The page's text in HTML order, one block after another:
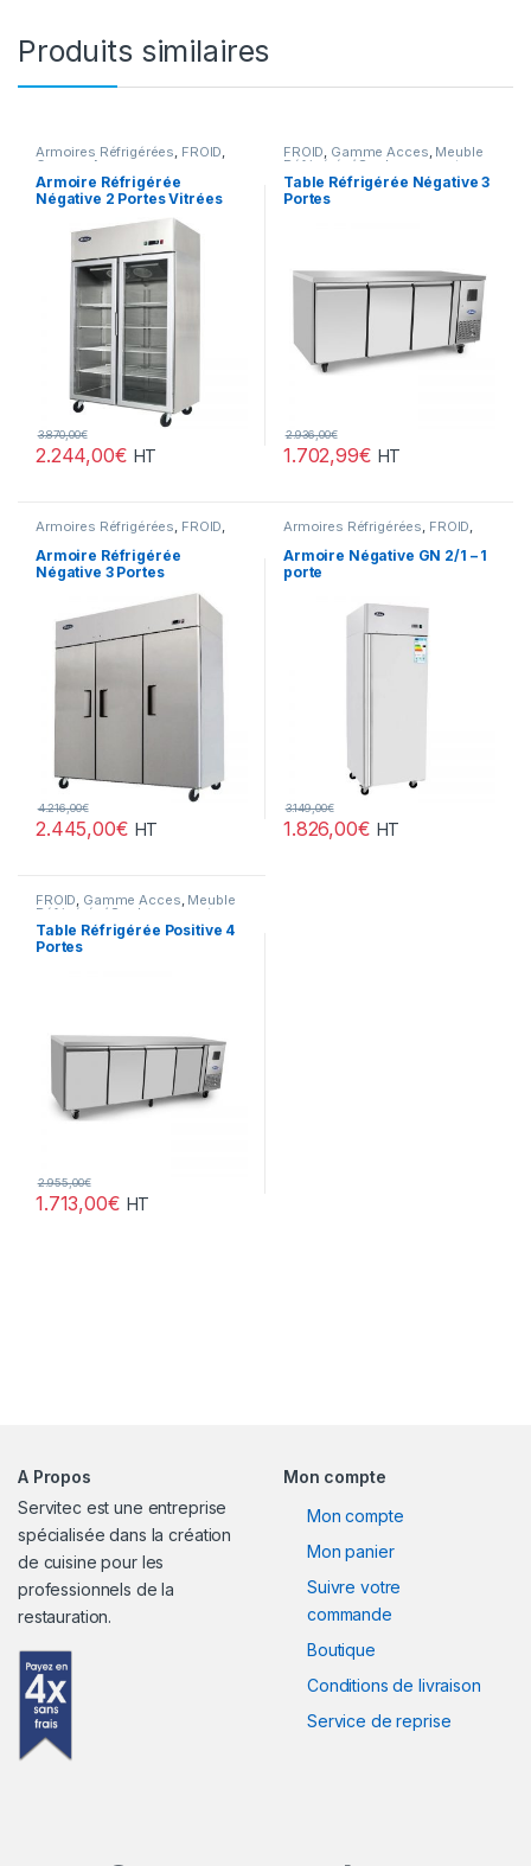
Produits similaires
Armoires Réfrigérées, FROID,
Gamme Acces
Armoire Réfrigérée
Négative 2 Portes Vitrées
2.244,00€
3.870,00€
HT
FROID, Gamme Acces, Meuble
Réfrigérée/ Soubassement
Table Réfrigérée Négative 3
Portes
1.702,99€
2.936,00€
HT
Armoires Réfrigérées FROID
Gamme Acces
Armoire Réfrigérée
Négative 3 Portes
2.445,00€
4.216,00€
HT
Armoires Réfrigérées FROID
Gamme Acces
Armoire Négative GN 2/1 – 1
porte
1.826,00€
3.149,00€
HT
FROID, Gamme Acces, Meuble
Réfrigérée/ Soubassement
Table Réfrigérée Positive 4
Portes
1.713,00€
2.955,00€
HT
A Propos
Servitec est une entreprise
spécialisée dans la création
de cuisine pour les
professionnels de la
restauration.
Mon compte
Mon compte
Mon panier
Suivre votre
commande
Boutique
Conditions de livraison
Service de reprise